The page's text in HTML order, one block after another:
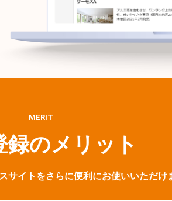
MERIT
録のメリット
サイトをさらに便利にお使いいただけ